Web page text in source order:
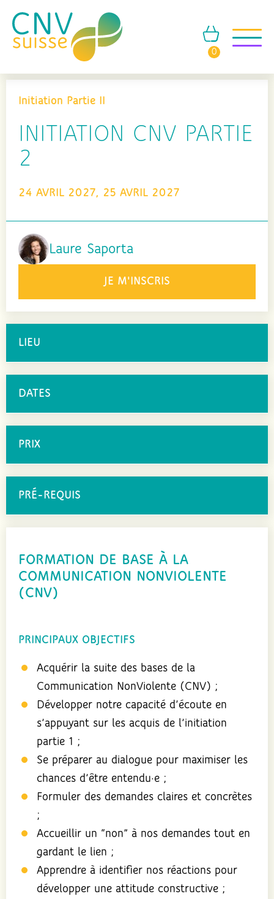
0
Initiation Partie II
INITIATION CNV PARTIE
2
24 AVRIL 2027, 25 AVRIL 2027
Laure Saporta
JE M'INSCRIS
LIEU
DATES
PRIX
PRÉ-REQUIS
FORMATION DE BASE À LA
COMMUNICATION NONVIOLENTE
(CNV)
PRINCIPAUX OBJECTIFS
Acquérir la suite des bases de la
Communication NonViolente (CNV) ;
Développer notre capacité d’écoute en
s’appuyant sur les acquis de l’initiation
partie 1 ;
Se préparer au dialogue pour maximiser les
chances d’être entendu·e ;
Formuler des demandes claires et concrètes
;
Accueillir un “non” à nos demandes tout en
gardant le lien ;
Apprendre à identifier nos réactions pour
développer une attitude constructive ;